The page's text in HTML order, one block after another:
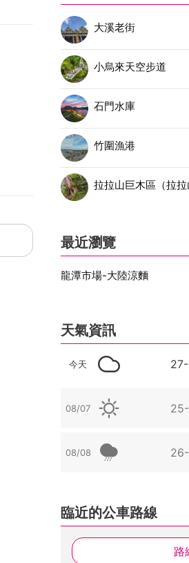
大溪老街
小烏來天空步道
石門水庫
竹圍漁港
拉拉山巨木區（拉拉
最近瀏覽
龍潭市場-大陸涼麵
天氣資訊
今天
08/07
08/08
臨近的公車路線
路